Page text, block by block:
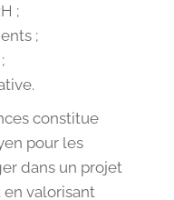
;
;
constitue
pour les
dans un projet
valorisant